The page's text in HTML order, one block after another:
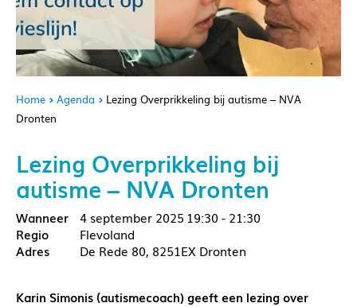
Home Agenda
Lezing Overprikkeling bij autisme – NVA
Dronten
Lezing Overprikkeling bij
autisme – NVA Dronten
4 september 2025 19:30 - 21:30
Flevoland
De Rede 80, 8251EX Dronten
Karin Simonis (autismecoach) geeft een lezing over